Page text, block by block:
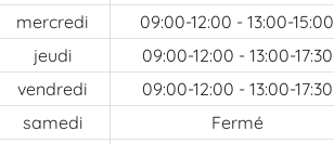
mercredi
09:00-12:00 - 13:00-15:00
jeudi
09:00-12:00 - 13:00-17:30
vendredi
09:00-12:00 - 13:00-17:30
samedi
Fermé